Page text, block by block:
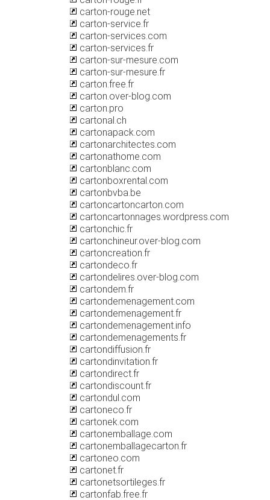
carton-rouge.net
carton-service.fr
carton-services.com
carton-services.fr
carton-sur-mesure.com
carton-sur-mesure.fr
carton.free.fr
carton.over-blog.com
carton.pro
cartonal.ch
cartonapack.com
cartonarchitectes.com
cartonathome.com
cartonblanc.com
cartonboxrental.com
cartonbvba.be
cartoncartoncarton.com
cartoncartonnages.wordpress.com
cartonchic.fr
cartonchineur.over-blog.com
cartoncreation.fr
cartondeco.fr
cartondelires.over-blog.com
cartondem.fr
cartondemenagement.com
cartondemenagement.fr
cartondemenagement.info
cartondemenagements.fr
cartondiffusion.fr
cartondinvitation.fr
cartondirect.fr
cartondiscount.fr
cartondul.com
cartoneco.fr
cartonek.com
cartonemballage.com
cartonemballagecarton.fr
cartoneo.com
cartonet.fr
cartonetsortileges.fr
cartonfab.free.fr